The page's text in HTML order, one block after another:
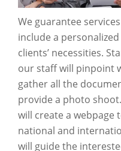
We guarantee
include a
clients’ necessities.
our staff will pinpoint
gather all the
provide a photo
will create a
national and
will guide the